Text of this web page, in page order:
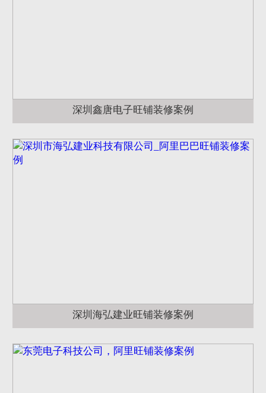
深圳鑫唐电子旺铺装修案例
深圳海弘建业旺铺装修案例